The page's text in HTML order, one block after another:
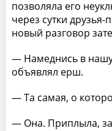
позволяла его
через сутки
новый разговор
— Намеднись в
объявлял ерш.
— Та самая, о
— Она. Приплыла,